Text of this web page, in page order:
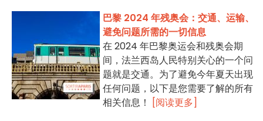
巴黎 2024 年残奥会：交通、运输、
避免问题所需的一切信息
在 2024 年巴黎奥运会和残奥会期
间，法兰西岛人民特别关心的一个问
题就是交通。为了避免今年夏天出现
任何问题，以下是您需要了解的所有
相关信息！
[阅读更多]